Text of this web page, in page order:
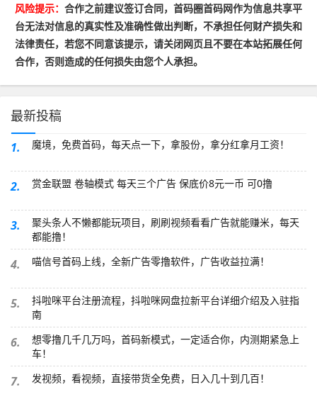
风险提示： 合作之前建议签订合同，首码圈首码网作为信息共享平
台无法对信息的真实性及准确性做出判断，不承担任何财产损失和
法律责任，若您不同意该提示，请关闭网页且不要在本站拓展任何
合作，否则造成的任何损失由您个人承担。
最新投稿
1. 魔境，免费首码，每天点一下，拿股份，拿分红拿月工资！
2. 赏金联盟 卷轴模式 每天三个广告 保底价8元一币 可0撸
3.
聚头条人不懒都能玩项目，刷刷视频看看广告就能赚米，每天
都能撸！
4. 喵信号首码上线，全新广告零撸软件，广告收益拉满！
5.
抖啦咪平台注册流程，抖啦咪网盘拉新平台详细介绍及入驻指
南
6.
想零撸几千几万吗，首码新模式，一定适合你，内测期紧急上
车！
7. 发视频，看视频，直接带货全免费，日入几十到几百！